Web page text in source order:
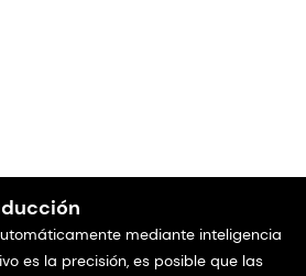
mediante inteligencia
es la precisión, es posible que las